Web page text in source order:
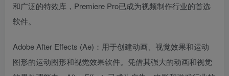
和广泛的特效库，Premiere Pro已成为视频制作行业的首选
软件。
Adobe After Effects (Ae)：用于创建动画、视觉效果和运动
图形的运动图形和视觉效果软件。凭借其强大的动画和视觉